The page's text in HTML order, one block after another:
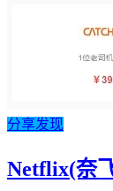
分享发现
Netflix(奈